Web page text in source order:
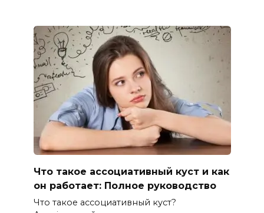
Что такое ассоциативный куст и как
он работает: Полное руководство
Что такое ассоциативный куст?